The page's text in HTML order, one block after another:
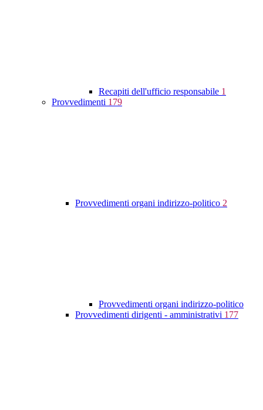
Recapiti dell'ufficio responsabile 1
Provvedimenti 179
Provvedimenti organi indirizzo-politico 2
Provvedimenti organi indirizzo-politico
Provvedimenti dirigenti - amministrativi 177